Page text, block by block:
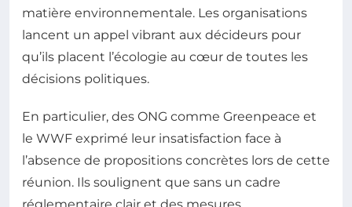
matière environnementale. Les organisations
lancent un appel vibrant aux décideurs pour
qu’ils placent l’écologie au cœur de toutes les
décisions politiques.
En particulier, des ONG comme Greenpeace et
le WWF exprimé leur insatisfaction face à
l’absence de propositions concrètes lors de cette
réunion. Ils soulignent que sans un cadre